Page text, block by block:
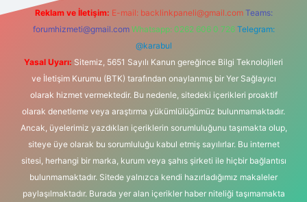
Reklam ve İletişim: E-mail: backlinkpaneli@gmail.com Teams:
forumhizmeti@gmail.com Whatsapp: 0262 606 0 726 Telegram:
@karabul
Yasal Uyarı: Sitemiz, 5651 Sayılı Kanun gereğince Bilgi Teknolojileri
ve İletişim Kurumu (BTK) tarafından onaylanmış bir Yer Sağlayıcı
olarak hizmet vermektedir. Bu nedenle, sitedeki içerikleri proaktif
olarak denetleme veya araştırma yükümlülüğümüz bulunmamaktadır.
Ancak, üyelerimiz yazdıkları içeriklerin sorumluluğunu taşımakta olup,
siteye üye olarak bu sorumluluğu kabul etmiş sayılırlar. Bu internet
sitesi, herhangi bir marka, kurum veya şahıs şirketi ile hiçbir bağlantısı
bulunmamaktadır. Sitede yalnızca kendi hazırladığımız makaleler
paylaşılmaktadır. Burada yer alan içerikler haber niteliği taşımamakta